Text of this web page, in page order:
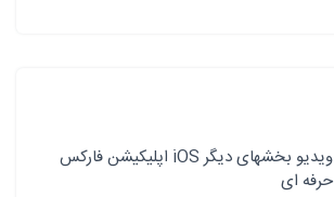
ویدیو بخشهای دیگر iOS اپلیکیشن فارکس
حرفه ای